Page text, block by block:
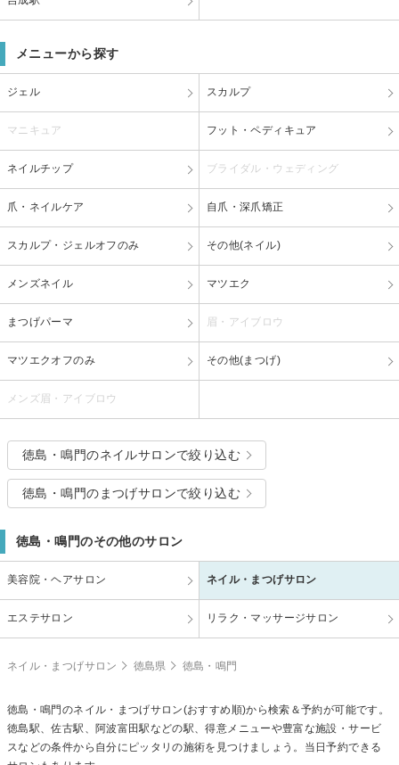
メニューから探す
ジェル スカルプ
マニキュア フット・ペディキュア
ネイルチップ ブライダル・ウェディング
爪・ネイルケア 自爪・深爪矯正
スカルプ・ジェルオフのみ その他(ネイル)
メンズネイル マツエク
まつげパーマ 眉・アイブロウ
マツエクオフのみ その他(まつげ)
メンズ眉・アイブロウ
徳島・鳴門のネイルサロンで絞り込む
徳島・鳴門のまつげサロンで絞り込む
徳島・鳴門のその他のサロン
美容院・ヘアサロン ネイル・まつげサロン
エステサロン リラク・マッサージサロン
ネイル・まつげサロン 徳島県 徳島・鳴門
徳島・鳴門のネイル・まつげサロン(おすすめ順)から検索＆予約が可能です。
徳島駅、佐古駅、阿波富田駅などの駅、得意メニューや豊富な施設・サービ
スなどの条件から自分にピッタリの施術を見つけましょう。当日予約できる